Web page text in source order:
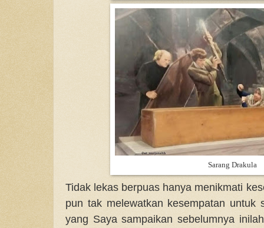
Sarang Drakula
Tidak lekas berpuas hanya menikmati
pun tak melewatkan kesempatan untuk
yang Saya sampaikan sebelumnya